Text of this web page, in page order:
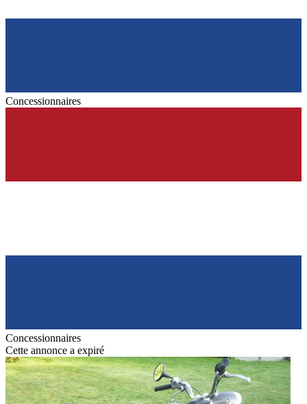
Concessionnaires
Concessionnaires
Cette annonce a expiré